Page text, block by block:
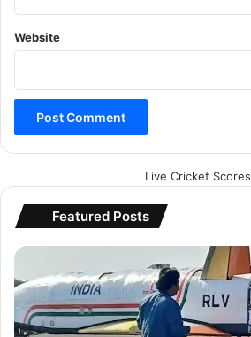
Website
Live Cricket Scores
Featured Posts
भा
त
ने
इ